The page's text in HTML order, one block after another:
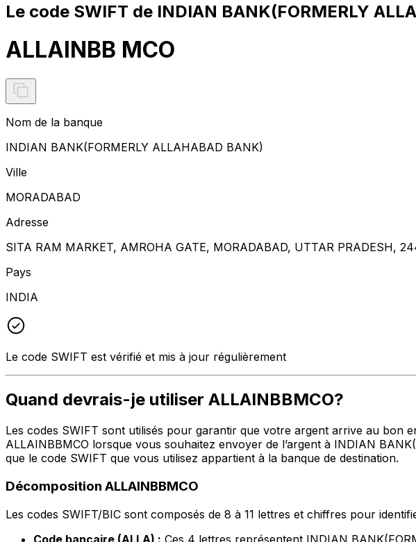
Le code SWIFT de INDIAN BANK(FORMERLY
ALLAINBB MCO
Nom de la banque
INDIAN BANK(FORMERLY ALLAHABAD BANK)
Ville
MORADABAD
Adresse
SITA RAM MARKET, AMROHA GATE, MORADABAD, UTTAR PRADESH,
Pays
INDIA
Le code SWIFT est vérifié et mis à jour régulièrement
Quand devrais-je utiliser ALLAINBBMCO?
Les codes SWIFT sont utilisés pour garantir que votre argent arrive au bon
ALLAINBBMCO lorsque vous souhaitez envoyer de l’argent à INDIAN
que le code SWIFT que vous utilisez appartient à la banque de destination.
Décomposition ALLAINBBMCO
Les codes SWIFT/BIC sont composés de 8 à 11 lettres et chiffres pour
Code bancaire (ALLA) : Ces 4 lettres représentent INDIAN